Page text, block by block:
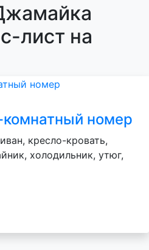
лист на
номер
кресло-кровать,
холодильник, утюг,